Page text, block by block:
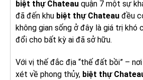
biệt thự Chateau quận 7 một sự
đã đến khu biệt thự Chateau đều
không gian sống ở đây là giá trị khó
đổi cho bất kỳ ai đã sở hữu.
Với vị thế đắc địa “thế đất bồi” –
xét về phong thủy, biệt thự